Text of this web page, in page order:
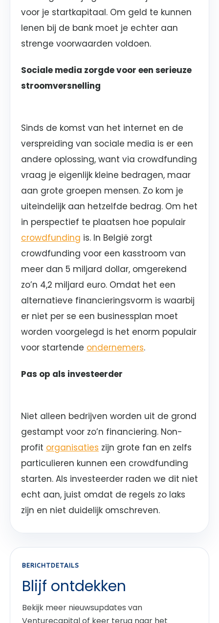
voor je startkapitaal. Om geld te kunnen
lenen bij de bank moet je echter aan
strenge voorwaarden voldoen.
Sociale media zorgde voor een serieuze
stroomversnelling
Sinds de komst van het internet en de
verspreiding van sociale media is er een
andere oplossing, want via crowdfunding
vraag je eigenlijk kleine bedragen, maar
aan grote groepen mensen. Zo kom je
uiteindelijk aan hetzelfde bedrag. Om het
in perspectief te plaatsen hoe populair
crowdfunding is. In België zorgt
crowdfunding voor een kasstroom van
meer dan 5 miljard dollar, omgerekend
zo’n 4,2 miljard euro. Omdat het een
alternatieve financieringsvorm is waarbij
er niet per se een businessplan moet
worden voorgelegd is het enorm populair
voor startende ondernemers.
Pas op als investeerder
Niet alleen bedrijven worden uit de grond
gestampt voor zo’n financiering. Non-
profit organisaties zijn grote fan en zelfs
particulieren kunnen een crowdfunding
starten. Als investeerder raden we dit niet
echt aan, juist omdat de regels zo laks
zijn en niet duidelijk omschreven.
BERICHTDETAILS
Blijf ontdekken
Bekijk meer nieuwsupdates van